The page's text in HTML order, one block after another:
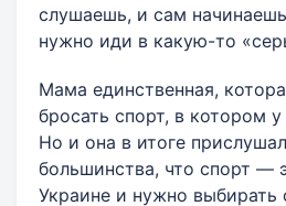
слушаешь, и сам
нужно иди в какую-то
Мама единственная,
бросать спорт, в котором
Но и она в итоге
большинства, что спорт —
Украине и нужно выбирать